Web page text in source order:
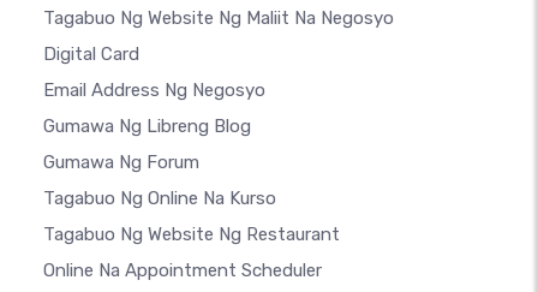
Tagabuo Ng Website Ng Maliit Na Negosyo
Digital Card
Email Address Ng Negosyo
Gumawa Ng Libreng Blog
Gumawa Ng Forum
Tagabuo Ng Online Na Kurso
Tagabuo Ng Website Ng Restaurant
Online Na Appointment Scheduler